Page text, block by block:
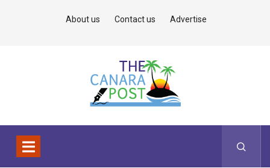
About us Contact us Advertise